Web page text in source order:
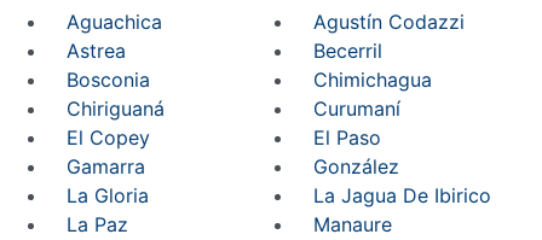
Aguachica
Agustín Codazzi
Astrea
Becerril
Bosconia
Chimichagua
Chiriguaná
Curumaní
El Copey
El Paso
Gamarra
González
La Gloria
La Jagua De Ibirico
La Paz
Manaure